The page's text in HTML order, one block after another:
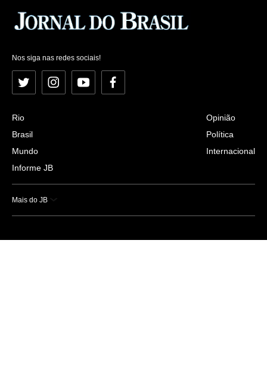
Nos siga nas redes sociais!
Twitter InstagramYouTubeFacebook
Rio
Brasil
Mundo
Informe JB
Opinião
Política
Internacional
Mais do JB
Esportes